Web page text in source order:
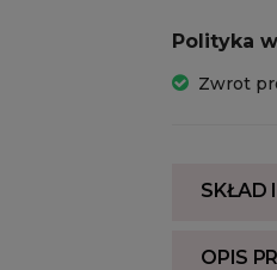
Polityka
Zwrot
SKŁAD
OPIS